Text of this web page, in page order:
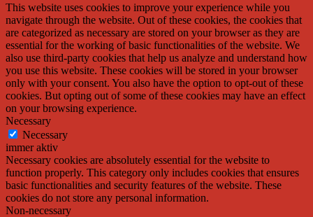
This website uses cookies to improve your experience while you
navigate through the website. Out of these cookies, the cookies that
are categorized as necessary are stored on your browser as they are
essential for the working of basic functionalities of the website. We
also use third-party cookies that help us analyze and understand how
you use this website. These cookies will be stored in your browser
only with your consent. You also have the option to opt-out of these
cookies. But opting out of some of these cookies may have an effect
on your browsing experience.
Necessary
Necessary
immer aktiv
Necessary cookies are absolutely essential for the website to
function properly. This category only includes cookies that ensures
basic functionalities and security features of the website. These
cookies do not store any personal information.
Non-necessary